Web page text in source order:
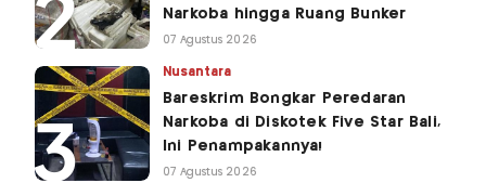
Narkoba hingga Ruang Bunker
07 Agustus 2026
Nusantara
Bareskrim Bongkar Peredaran
Narkoba di Diskotek Five Star Bali,
Ini Penampakannya!
07 Agustus 2026